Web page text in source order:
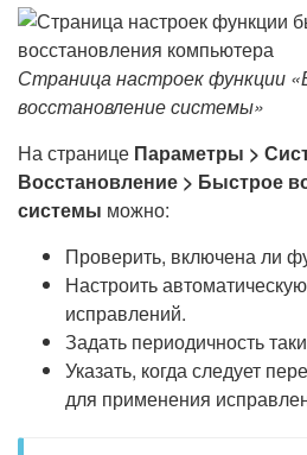
Страница настроек функции
восстановление системы»
На странице Параметры >
Восстановление > Быстрое
системы можно:
Проверить, включена ли
Настроить
исправлений.
Задать периодичность
Указать, когда следует
для применения